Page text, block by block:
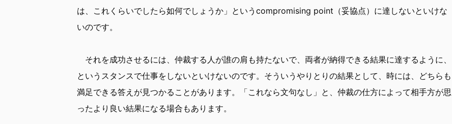
は、これくらいでしたら如何でしょうか」というcompromising point（妥協点）に達しないといけな
いのです。
それを成功させるには、仲裁する人が誰の肩も持たないで、両者が納得できる結果に達するように、
というスタンスで仕事をしないといけないのです。そういうやりとりの結果として、時には、どちらも
満足できる答えが見つかることがあります。「これなら文句なし」と、仲裁の仕方によって相手方が思
ったより良い結果になる場合もあります。